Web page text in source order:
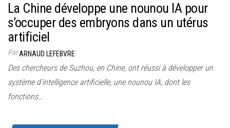
o
La Chine développe une nounou IA pour
s’occuper des embryons dans un utérus
artificiel
ParARNAUD LEFEBVRE
Des chercheurs de Suzhou, en Chine, ont réussi à développer un
système d’intelligence artificielle, une nounou IA, dont les
fonctions…